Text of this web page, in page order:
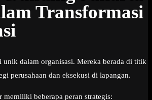
Transformasi
dalam organisasi. Mereka berada di titik
perusahaan dan eksekusi di lapangan.
memiliki beberapa peran strategis: